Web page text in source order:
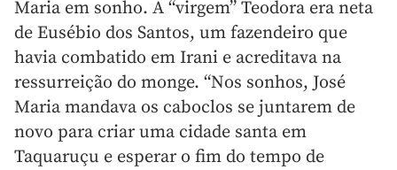
Maria em sonho. A “virgem” Teodora era neta
de Eusébio dos Santos, um fazendeiro que
havia combatido em Irani e acreditava na
ressurreição do monge. “Nos sonhos, José
Maria mandava os caboclos se juntarem de
novo para criar uma cidade santa em
Taquaruçu e esperar o fim do tempo de